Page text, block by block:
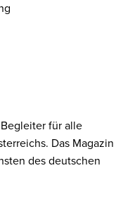
für alle
Das Magazin
des deutschen